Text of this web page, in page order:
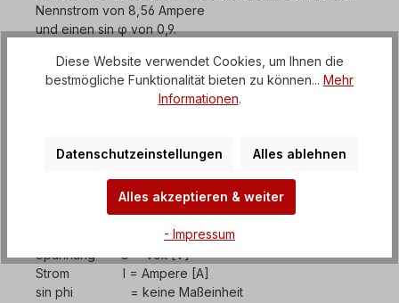
Nennstrom von 8,56 Ampere
und einen sin φ von 0,9.
Angaben?
Maßeinheiten:
Blindleistung Q = Kilovoltampere reaktiv [KVAr]
Spannung U = Volt [V]
Strom I = Ampere [A]
sin phi = keine Maßeinheit
Diese Website verwendet Cookies, um Ihnen die
bestmögliche Funktionalität bieten zu können... Mehr
Informationen.
Datenschutzeinstellungen Alles ablehnen
Alles akzeptieren & weiter
- Impressum